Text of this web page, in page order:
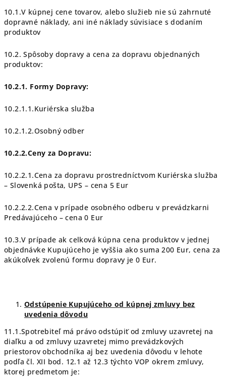
10.1.V kúpnej cene tovarov, alebo služieb nie sú zahrnuté
dopravné náklady, ani iné náklady súvisiace s dodaním
produktov
10.2. Spôsoby dopravy a cena za dopravu objednaných
produktov:
10.2.1. Formy Dopravy:
10.2.1.1.Kuriérska služba
10.2.1.2.Osobný odber
10.2.2.Ceny za Dopravu:
10.2.2.1.Cena za dopravu prostredníctvom Kuriérska služba
– Slovenká pošta, UPS – cena 5 Eur
10.2.2.2.Cena v prípade osobného odberu v prevádzkarni
Predávajúceho – cena 0 Eur
10.3.V prípade ak celková kúpna cena produktov v jednej
objednávke Kupujúceho je vyššia ako suma 200 Eur, cena za
akúkoľvek zvolenú formu dopravy je 0 Eur.
Odstúpenie Kupujúceho od kúpnej zmluvy bez
uvedenia dôvodu
11.1.Spotrebiteľ má právo odstúpiť od zmluvy uzavretej na
diaľku a od zmluvy uzavretej mimo prevádzkových
priestorov obchodníka aj bez uvedenia dôvodu v lehote
podľa čl. XII bod. 12.1 až 12.3 týchto VOP okrem zmluvy,
ktorej predmetom je: